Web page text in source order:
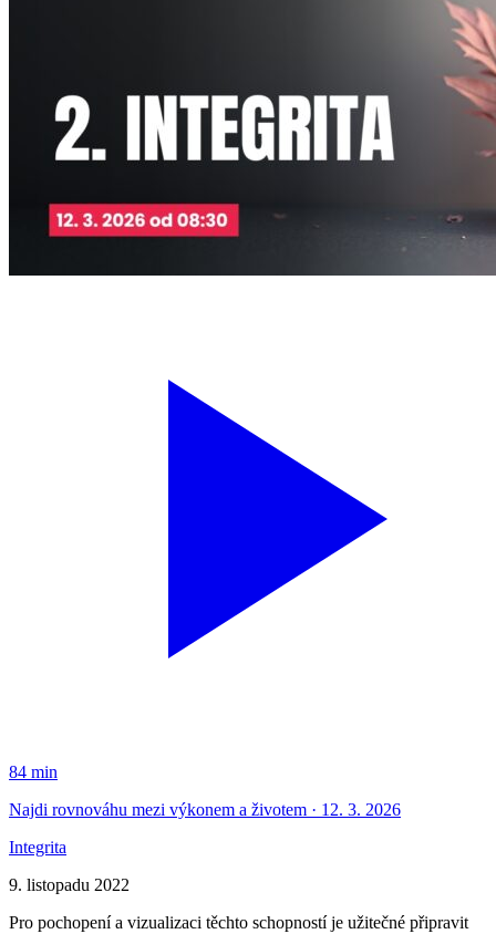
84 min
Najdi rovnováhu mezi výkonem a životem · 12. 3. 2026
Integrita
9. listopadu 2022
Pro pochopení a vizualizaci těchto schopností je užitečné připravit